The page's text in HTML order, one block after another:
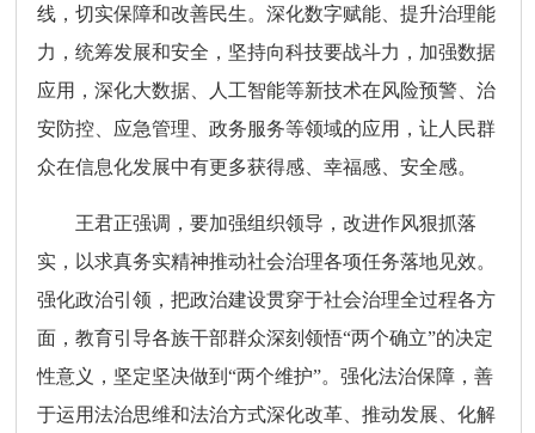
线，切实保障和改善民生。深化数字赋能、提升治理能
力，统筹发展和安全，坚持向科技要战斗力，加强数据
应用，深化大数据、人工智能等新技术在风险预警、治
安防控、应急管理、政务服务等领域的应用，让人民群
众在信息化发展中有更多获得感、幸福感、安全感。
王君正强调，要加强组织领导，改进作风狠抓落
实，以求真务实精神推动社会治理各项任务落地见效。
强化政治引领，把政治建设贯穿于社会治理全过程各方
面，教育引导各族干部群众深刻领悟“两个确立”的决定
性意义，坚定坚决做到“两个维护”。强化法治保障，善
于运用法治思维和法治方式深化改革、推动发展、化解